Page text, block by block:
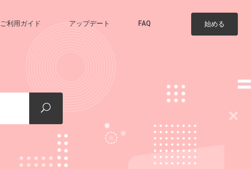
ご利用ガイド アップデート FAQ 始める